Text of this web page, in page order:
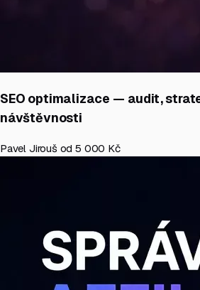
SEO optimalizace — audit,
návštěvnosti
Pavel Jirouš od 5 000 Kč